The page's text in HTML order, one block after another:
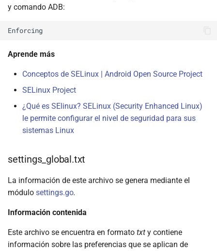
y comando ADB:
Aprende más
Conceptos de SELinux | Android Open Source Project
SELinux Project
¿Qué es SElinux? SELinux (Security Enhanced Linux)
le permite configurar el nivel de seguridad para sus
sistemas Linux
settings_global.txt
La información de este archivo se genera mediante el
módulo settings.go.
Información contenida
Este archivo se encuentra en formato txt y contiene
información sobre las preferencias que se aplican de